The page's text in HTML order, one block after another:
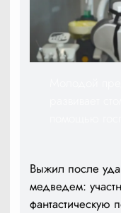
Выжил после
медведем:
фантастическую